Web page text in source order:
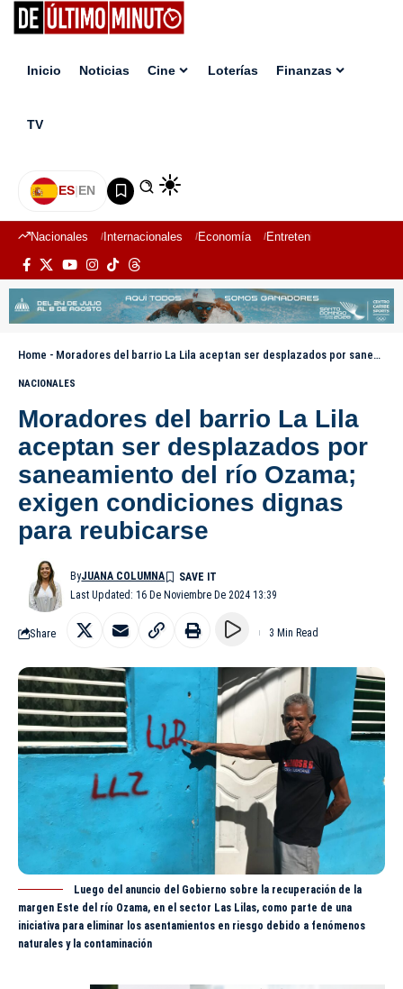
Inicio Noticias Cine Loterías Finanzas
TV
ES|EN
Nacionales Internacionales Economía Entretenimiento
Home - Moradores del barrio La Lila aceptan ser desplazados por saneamiento del río Ozama; exigen condiciones dignas para reubicarse
NACIONALES
Moradores del barrio La Lila
aceptan ser desplazados por
saneamiento del río Ozama;
exigen condiciones dignas
para reubicarse
Last Updated: 16 De Noviembre De 2024 13:39
ByJUANA COLUMNA
Share 3 Min Read
Luego del anuncio del Gobierno sobre la recuperación de la
margen Este del río Ozama, en el sector Las Lilas, como parte de una
iniciativa para eliminar los asentamientos en riesgo debido a fenómenos
naturales y la contaminación